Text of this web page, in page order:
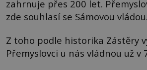
zahrnuje přes 200 let.
zde souhlasí se Sámovou vládou.
Z toho podle historika Zástěry
Přemyslovci u nás vládnou už v